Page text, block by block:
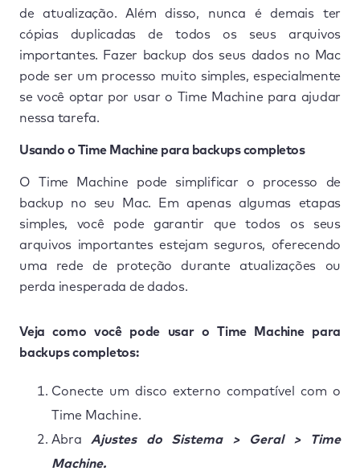
de atualização. Além disso, nunca é demais ter
cópias duplicadas de todos os seus arquivos
importantes. Fazer backup dos seus dados no Mac
pode ser um processo muito simples, especialmente
se você optar por usar o Time Machine para ajudar
nessa tarefa.
Usando o Time Machine para backups completos
O Time Machine pode simplificar o processo de
backup no seu Mac. Em apenas algumas etapas
simples, você pode garantir que todos os seus
arquivos importantes estejam seguros, oferecendo
uma rede de proteção durante atualizações ou
perda inesperada de dados.
Veja como você pode usar o Time Machine para
backups completos:
Conecte um disco externo compatível com o
Time Machine.
Abra Ajustes do Sistema > Geral > Time
Machine.